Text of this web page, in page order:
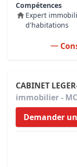
Compétences
Expert
d'habitations
CABINET
immobilier -
Demander